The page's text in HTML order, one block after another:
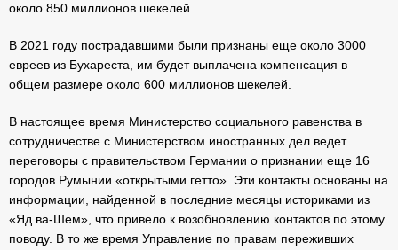
около 850 миллионов шекелей.
В 2021 году пострадавшими были признаны еще около 3000
евреев из Бухареста, им будет выплачена компенсация в
общем размере около 600 миллионов шекелей.
В настоящее время Министерство социального равенства в
сотрудничестве с Министерством иностранных дел ведет
переговоры с правительством Германии о признании еще 16
городов Румынии «открытыми гетто». Эти контакты основаны на
информации, найденной в последние месяцы историками из
«Яд ва-Шем», что привело к возобновлению контактов по этому
поводу. В то же время Управление по правам переживших